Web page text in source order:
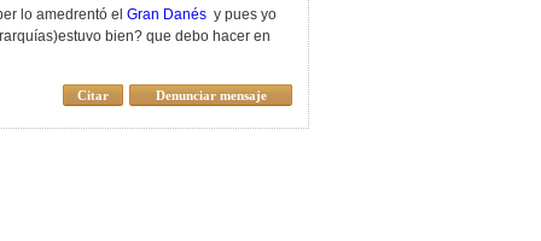
lo amedrentó el Gran Danés y pues yo
bien? que debo hacer en
Denunciar mensaje
Citar